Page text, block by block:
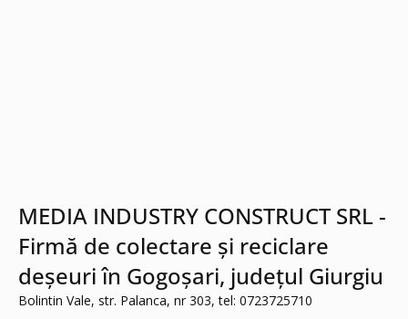
MEDIA INDUSTRY CONSTRUCT SRL -
Firmă de colectare și reciclare
deșeuri în Gogoșari, județul Giurgiu
Bolintin Vale, str. Palanca, nr 303, tel: 0723725710